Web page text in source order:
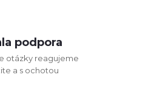
podpora
otázky reagujeme
a s ochotou